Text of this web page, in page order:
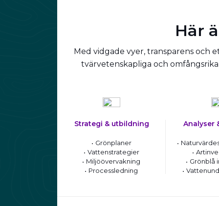
Här
Med vidgade vyer, transparens och
tvärvetenskapliga och
Strategi & utbildning
Grönplaner
Vattenstrategier
Miljöövervakning
Processledning
Analyser
Grönblå